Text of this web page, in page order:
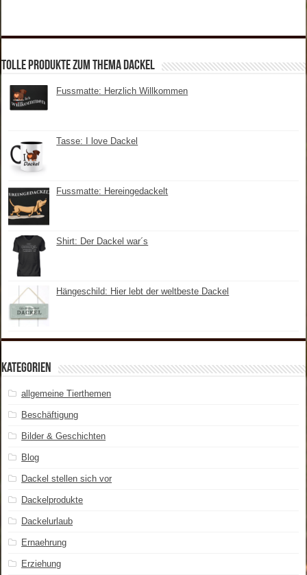
tolle Produkte zum Thema Dackel
Fussmatte: Herzlich Willkommen
Tasse: I love Dackel
Fussmatte: Hereingedackelt
Shirt: Der Dackel war´s
Hängeschild: Hier lebt der weltbeste Dackel
Kategorien
allgemeine Tierthemen
Beschäftigung
Bilder & Geschichten
Blog
Dackel stellen sich vor
Dackelprodukte
Dackelurlaub
Ernaehrung
Erziehung